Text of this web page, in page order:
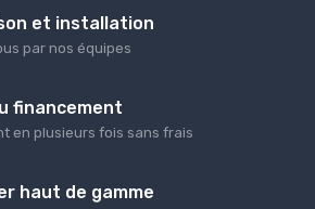
et installation
par nos équipes
financement
en plusieurs fois sans frais
haut de gamme